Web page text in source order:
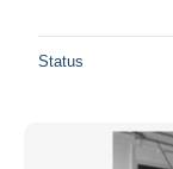
Status